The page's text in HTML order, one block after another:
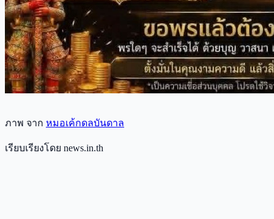
ภาพ จาก หมอเค้กดลบันดาล
เรียบเรียงโดย news.in.th